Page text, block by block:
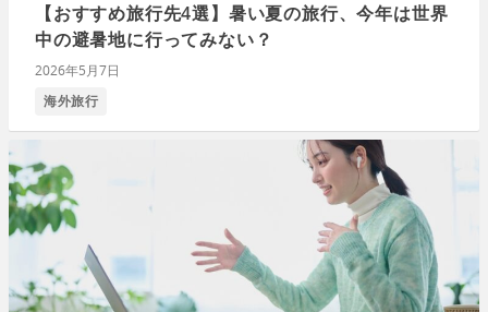
【おすすめ旅行先4選】暑い夏の旅行、今年は世界
中の避暑地に行ってみない？
2026年5月7日
海外旅行